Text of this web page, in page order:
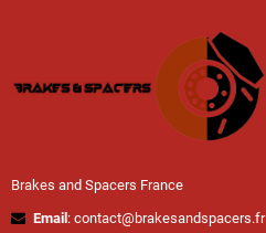
Brakes and Spacers France
Email : contact@brakesandspacers.fr